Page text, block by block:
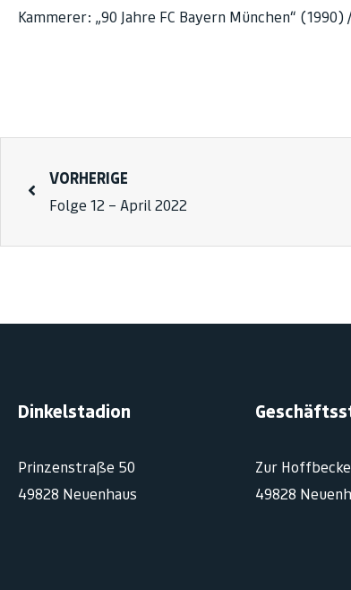
Kammerer: „90 Jahre FC Bayern München“
VORHERIGE
Folge 12 – April 2022
Dinkelstadion
Prinzenstraße 50
49828 Neuenhaus
Zur
49828